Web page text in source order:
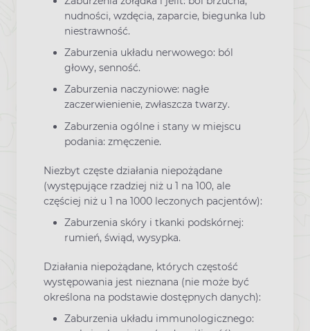
nudności, wzdęcia, zaparcie, biegunka lub
niestrawność.
Zaburzenia układu nerwowego: ból
głowy, senność.
Zaburzenia naczyniowe: nagłe
zaczerwienienie, zwłaszcza twarzy.
Zaburzenia ogólne i stany w miejscu
podania: zmęczenie.
Niezbyt częste działania niepożądane
(występujące rzadziej niż u 1 na 100, ale
częściej niż u 1 na 1000 leczonych pacjentów):
Zaburzenia skóry i tkanki podskórnej:
rumień, świąd, wysypka.
Działania niepożądane, których częstość
występowania jest nieznana (nie może być
określona na podstawie dostępnych danych):
Zaburzenia układu immunologicznego: